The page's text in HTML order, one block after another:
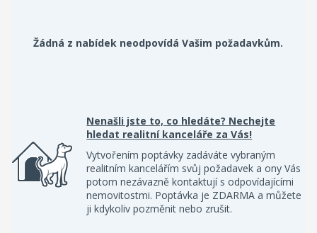
Žádná z nabídek neodpovídá Vašim požadavkům.
Nenašli jste to, co hledáte? Nechejte
hledat realitní kanceláře za Vás!
Vytvořením poptávky zadáváte vybraným
realitním kancelářím svůj požadavek a ony Vás
potom nezávazně kontaktují s odpovídajícími
nemovitostmi. Poptávka je ZDARMA a můžete
ji kdykoliv pozměnit nebo zrušit.